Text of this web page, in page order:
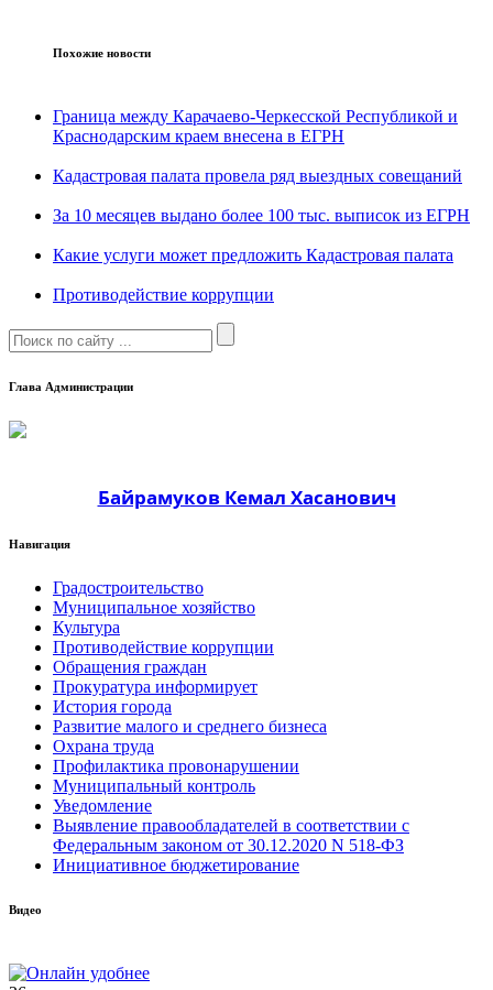
Похожие новости
Граница между Карачаево-Черкесской Республикой и
Краснодарским краем внесена в ЕГРН
Кадастровая палата провела ряд выездных совещаний
За 10 месяцев выдано более 100 тыс. выписок из ЕГРН
Какие услуги может предложить Кадастровая палата
Противодействие коррупции
Глава Администрации
Байрамуков Кемал Хасанович
Навигация
Градостроительство
Муниципальное хозяйство
Культура
Противодействие коррупции
Обращения граждан
Прокуратура информирует
История города
Развитие малого и среднего бизнеса
Охрана труда
Профилактика провонарушении
Муниципальный контроль
Уведомление
Выявление правообладателей в соответствии с
Федеральным законом от 30.12.2020 N 518-ФЗ
Инициативное бюджетирование
Видео